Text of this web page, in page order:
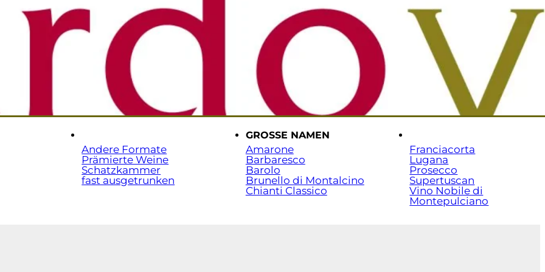
Versand & Zahlung Beratung: 07141 / 7029351
Andere Formate
Prämierte Weine
Schatzkammer
fast ausgetrunken
GROSSE NAMEN
Amarone
Barbaresco
Barolo
Brunello di Montalcino
Chianti Classico
Franciacorta
Lugana
Prosecco
Supertuscan
Vino Nobile di
Montepulciano